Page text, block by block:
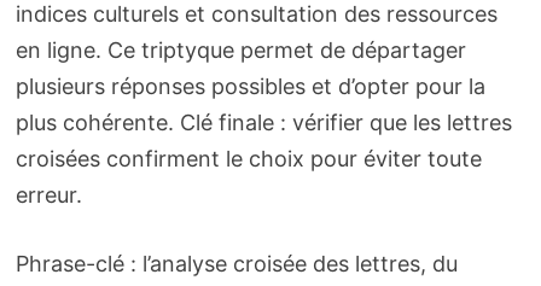
indices culturels et consultation des ressources
en ligne. Ce triptyque permet de départager
plusieurs réponses possibles et d’opter pour la
plus cohérente. Clé finale : vérifier que les lettres
croisées confirment le choix pour éviter toute
erreur.
Phrase-clé : l’analyse croisée des lettres, du